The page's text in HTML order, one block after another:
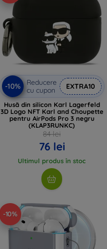
-10%
Reducere
cu cupon
EXTRA10
Husă din silicon Karl Lagerfeld
3D Logo NFT Karl and Choupette
pentru AirPods Pro 3 negru
(KLAP3RUNKC)
84 lei
76 lei
Ultimul produs în stoc
-10%